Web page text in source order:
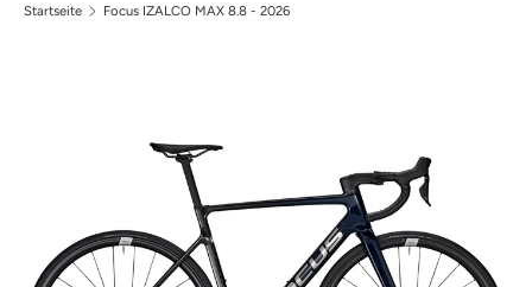
Startseite Focus IZALCO MAX 8.8 - 2026